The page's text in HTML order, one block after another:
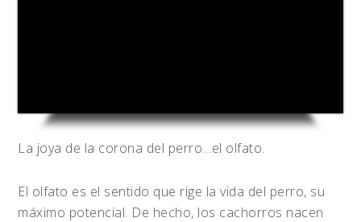
La joya de la corona del perro…el olfato.
El olfato es el sentido que rige la vida del perro, su
máximo potencial. De hecho, los cachorros nacen